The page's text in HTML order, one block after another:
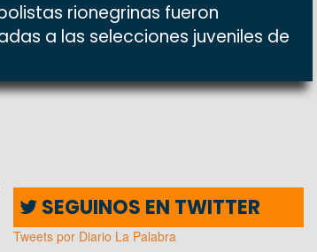
rionegrinas fueron
a las selecciones juveniles de
SEGUINOS EN TWITTER
Tweets por Diario La Palabra